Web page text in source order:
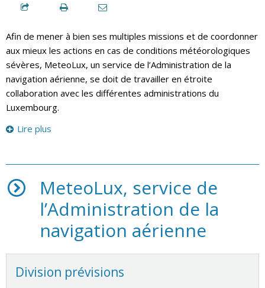
Afin de mener à bien ses multiples missions et de coordonner
aux mieux les actions en cas de conditions météorologiques
sévères, MeteoLux, un service de l’Administration de la
navigation aérienne, se doit de travailler en étroite
collaboration avec les différentes administrations du
Luxembourg.
Lire plus
MeteoLux, service de
l’Administration de la
navigation aérienne
Division prévisions